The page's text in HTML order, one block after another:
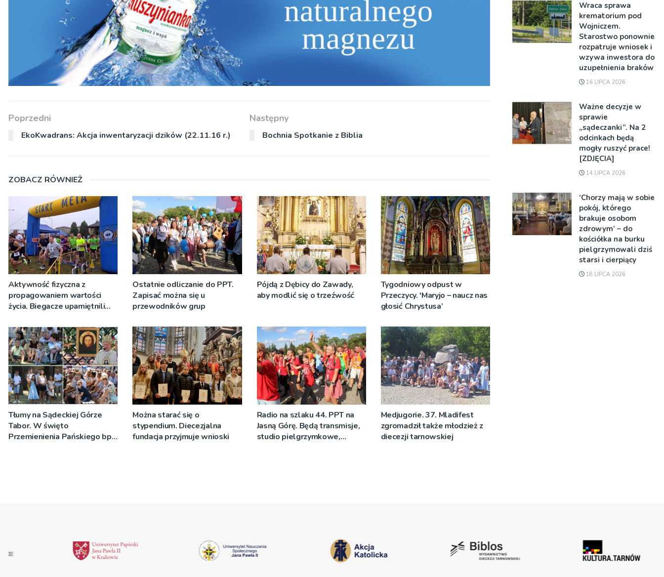
Poprzedni
EkoKwadrans: Akcja inwentaryzacji dzików (22.11.16 r.)
Następny
Bochnia Spotkanie z Biblia
ZOBACZ RÓWNIEŻ
Aktywność fizyczna z
propagowaniem wartości
życia. Biegacze upamiętnili
Ostatnie odliczanie do PPT.
Zapisać można się u
przewodników grup
Pójdą z Dębicy do Zawady,
aby modlić się o trzeźwość
Tygodniowy odpust w
Przeczycy. 'Maryjo – naucz nas
głosić Chrystusa’
Tłumy na Sądeckiej Górze
Tabor. W święto
Przemienienia Pańskiego bp
Można starać się o
stypendium. Diecezjalna
fundacja przyjmuje wnioski
Radio na szlaku 44. PPT na
Jasną Górę. Będą transmisje,
studio pielgrzymkowe,
Medjugorie. 37. Mladifest
zgromadził także młodzież z
diecezji tarnowskiej
Wraca sprawa
krematorium pod
Wojniczem.
Starostwo ponownie
rozpatruje wniosek i
wzywa inwestora do
uzupełnienia braków
16 LIPCA 2026
Ważne decyzje w
sprawie
„sądeczanki”. Na 2
odcinkach będą
mogły ruszyć prace!
[ZDJĘCIA]
14 LIPCA 2026
‘Chorzy mają w sobie
pokój, którego
brakuje osobom
zdrowym’ – do
kościółka na burku
pielgrzymowali dziś
starsi i cierpiący
18 LIPCA 2026